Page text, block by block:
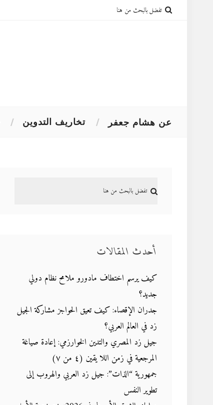
تخاريف التدوين عن هشام جعفر
أحدث المقالات
كيف يرسم اختطاف مادورو ملامح نظام دولي
جديد؟
جدران الإقصاء: كيف تعيق الحواجز مشاركة الجيل
زد في العالم العربي؟
جيل زد المصري والتدين الخوارزمي: إعادة صياغة
المرجعية في زمن اللا يقين (٤ من ٧)
جمهورية “الذات”: جيل زد العربي والهروب إلى
تطوير النفس